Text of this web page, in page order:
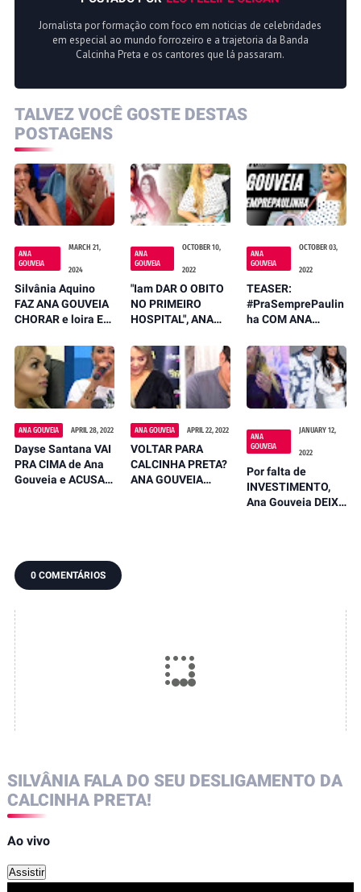
Jornalista por formação com foco em noticias de celebridades
em especial ao mundo forrozeiro e a trajetoria da Banda
Calcinha Preta e os cantores que lá passaram.
TALVEZ VOCÊ GOSTE DESTAS
POSTAGENS
ANA
GOUVEIA
MARCH 21,
2024
Silvânia Aquino
FAZ ANA GOUVEIA
CHORAR e loira EX
VÍDEOS EM
LAGRIMAS
CONTANDO TUDO
ANA
GOUVEIA
OCTOBER 10,
2022
"Iam DAR O OBITO
NO PRIMEIRO
HOSPITAL", ANA
ao FAZER
REVELAÇÕES
SOBRE MORTE DE
PAULINHA ABELHA
QUE NINGUEM
SABIA
ANA
GOUVEIA
OCTOBER 03,
2022
TEASER:
#PraSemprePaulin
ha COM ANA
CANTORA
EMOCIONA
DEMAIS AO FALAR
DE PAULINHA
ABELHA
ANA GOUVEIA APRIL 28, 2022
Dayse Santana VAI
PRA CIMA de Ana
Gouveia e ACUSA
ANA GOUVEIA APRIL 22, 2022
VOLTAR PARA
CALCINHA PRETA?
ANA GOUVEIA
ANA
GOUVEIA
JANUARY 12,
2022
Por falta de
INVESTIMENTO,
Ana Gouveia DEIXA
0 COMENTÁRIOS
SILVÂNIA FALA DO SEU DESLIGAMENTO DA
CALCINHA PRETA!
Ao vivo
Assistir